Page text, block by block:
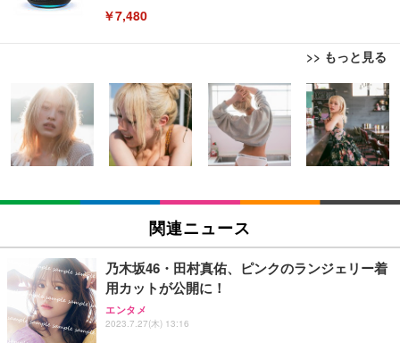
￥7,480
>> もっと見る
[EdoErgo] オフィスチェア 椅子 テレワーク 疲れな
い 跳ね上げ式アームレスト コンパクト 約105度ロッ
キング pc 事務椅子 360度回転 座面昇降 強化ナイロ
ン樹脂ベース 通気性メッシュ 在宅ワーク H-WY01
(黒網+黒枠+黒足)
￥5,699
SIHOO B100 オフィスチェア／デスクチェア メッシ
ュチェア 人間工学 疲れない ブラック
￥27,999
Sezlife オフィスチェア デスクチェア 疲れない テレ
ワーク チェア 強化バックレスト 30度ロッキング機
能 人間工学 椅子 腰サポート 90度跳ね上げ式アーム
EIZO ビジネス向けプレミアムモニター | FlexScan
EV3240X-WT | 31.5型4K UHD・USB Type-C・ホワ
イト
￥105,595
EIZO ビジネス向けプレミアムモニター | FlexScan
￥109,572
【純正品】27"ゲーミングモニター DualSense 充電
フック付き（CFI-ZDM1J）
Amazonベーシック ペットシーツ 薄型 レギュラー 1
回使い捨て 無香料 ホワイト 300枚
￥3,373
Amazonベーシック ペットシーツ 厚型 ワイド 42枚
x2袋(84枚) ホワイト(吸収面:ライトブルー)
￥3,234
ネオ・ルーライフ ネオ・オムツ L 中型犬用 26枚入
り 単品
関連ニュース
乃木坂46・田村真佑、ピンクのランジェリー着
用カットが公開に！
エンタメ
2023.7.27(木) 13:16